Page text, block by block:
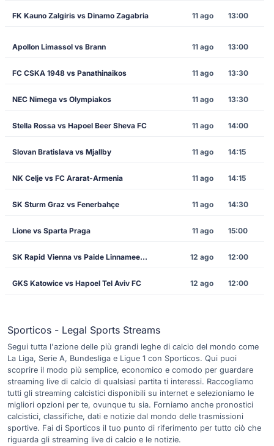
FK Kauno Zalgiris vs Dinamo Zagabria 11 ago 13:00
Apollon Limassol vs Brann 11 ago 13:00
FC CSKA 1948 vs Panathinaikos 11 ago 13:30
NEC Nimega vs Olympiakos 11 ago 13:30
Stella Rossa vs Hapoel Beer Sheva FC 11 ago 14:00
Slovan Bratislava vs Mjallby 11 ago 14:15
NK Celje vs FC Ararat-Armenia 11 ago 14:15
SK Sturm Graz vs Fenerbahçe 11 ago 14:30
Lione vs Sparta Praga 11 ago 15:00
SK Rapid Vienna vs Paide Linnameeskond 12 ago 12:00
GKS Katowice vs Hapoel Tel Aviv FC 12 ago 12:00
Sporticos - Legal Sports Streams
Segui tutta l'azione delle più grandi leghe di calcio del mondo come
La Liga, Serie A, Bundesliga e Ligue 1 con Sporticos. Qui puoi
scoprire il modo più semplice, economico e comodo per guardare
streaming live di calcio di qualsiasi partita ti interessi. Raccogliamo
tutti gli streaming calcistici disponibili su internet e selezioniamo le
migliori opzioni per te, ovunque tu sia. Forniamo anche pronostici
calcistici, classifiche, dati e notizie dal mondo delle trasmissioni
sportive. Fai di Sporticos il tuo punto di riferimento per tutto ciò che
riguarda gli streaming live di calcio e le notizie.